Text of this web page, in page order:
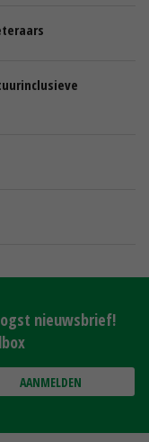
nieuwsbrief!
AANMELDEN